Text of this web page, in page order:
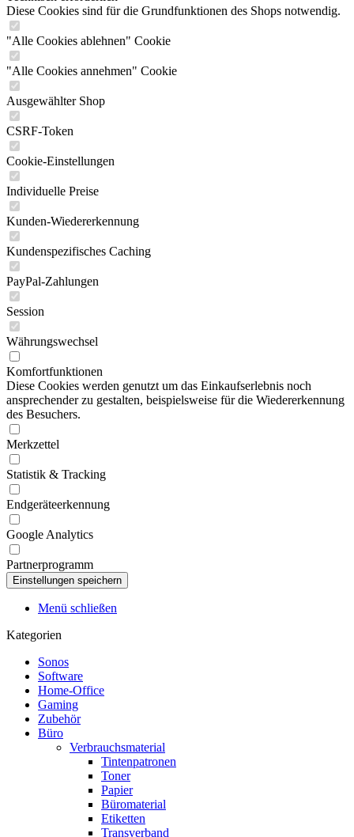
Diese Cookies sind für die Grundfunktionen des Shops notwendig.
"Alle Cookies ablehnen" Cookie
"Alle Cookies annehmen" Cookie
Ausgewählter Shop
CSRF-Token
Cookie-Einstellungen
Individuelle Preise
Kunden-Wiedererkennung
Kundenspezifisches Caching
PayPal-Zahlungen
Session
Währungswechsel
Komfortfunktionen
Diese Cookies werden genutzt um das Einkaufserlebnis noch
ansprechender zu gestalten, beispielsweise für die Wiedererkennung
des Besuchers.
Merkzettel
Statistik & Tracking
Endgeräteerkennung
Google Analytics
Partnerprogramm
Menü schließen
Kategorien
Sonos
Software
Home-Office
Gaming
Zubehör
Büro
Verbrauchsmaterial
Tintenpatronen
Toner
Papier
Büromaterial
Etiketten
Transverband